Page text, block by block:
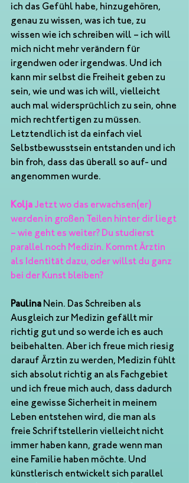
ich das Gefühl habe, hinzugehören,
genau zu wissen, was ich tue, zu
wissen wie ich schreiben will – ich will
mich nicht mehr verändern für
irgendwen oder irgendwas. Und ich
kann mir selbst die Freiheit geben zu
sein, wie und was ich will, vielleicht
auch mal widersprüchlich zu sein, ohne
mich rechtfertigen zu müssen.
Letztendlich ist da einfach viel
Selbstbewusstsein entstanden und ich
bin froh, dass das überall so auf- und
angenommen wurde.
Kolja Jetzt wo das erwachsen(er)
werden in großen Teilen hinter dir liegt
– wie geht es weiter? Du studierst
parallel noch Medizin. Kommt Ärztin
als Identität dazu, oder willst du ganz
bei der Kunst bleiben?
Paulina Nein. Das Schreiben als
Ausgleich zur Medizin gefällt mir
richtig gut und so werde ich es auch
beibehalten. Aber ich freue mich riesig
darauf Ärztin zu werden, Medizin fühlt
sich absolut richtig an als Fachgebiet
und ich freue mich auch, dass dadurch
eine gewisse Sicherheit in meinem
Leben entstehen wird, die man als
freie Schriftstellerin vielleicht nicht
immer haben kann, grade wenn man
eine Familie haben möchte. Und
künstlerisch entwickelt sich parallel